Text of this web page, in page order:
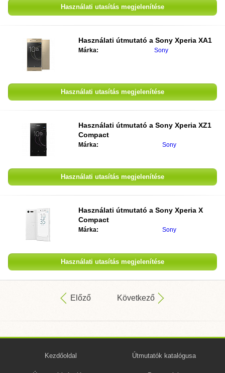
Használati utasítás megjelenítése
Használati útmutató a Sony Xperia XA1
Márka: Sony
Használati utasítás megjelenítése
Használati útmutató a Sony Xperia XZ1
Compact
Márka: Sony
Használati utasítás megjelenítése
Használati útmutató a Sony Xperia X
Compact
Márka: Sony
Használati utasítás megjelenítése
Előző Következő
Kezdőoldal Útmutatók katalógusa